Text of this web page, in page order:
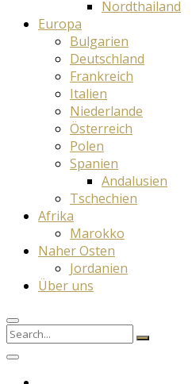
Nordthailand
Europa
Bulgarien
Deutschland
Frankreich
Italien
Niederlande
Österreich
Polen
Spanien
Andalusien
Tschechien
Afrika
Marokko
Naher Osten
Jordanien
Über uns
Search
Search